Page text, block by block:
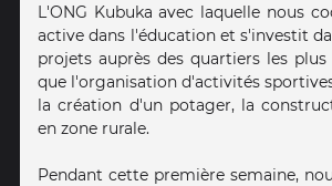
L'ONG Kubuka avec laquelle nous
active dans l'éducation et s'investit
projets auprès des quartiers les plus
que l'organisation d'activités
la création d'un potager, la
en zone rurale.
Pendant cette première semaine,